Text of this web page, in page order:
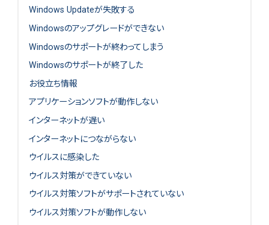
Windows Updateが失敗する
Windowsのアップグレードができない
Windowsのサポートが終わってしまう
Windowsのサポートが終了した
お役立ち情報
アプリケーションソフトが動作しない
インターネットが遅い
インターネットにつながらない
ウイルスに感染した
ウイルス対策ができていない
ウイルス対策ソフトがサポートされていない
ウイルス対策ソフトが動作しない